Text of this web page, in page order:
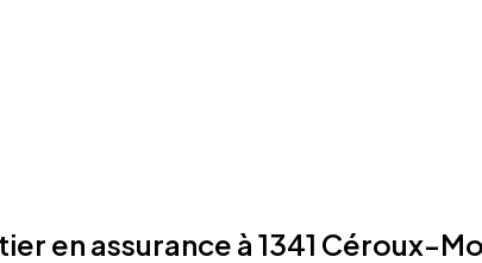
en assurance à 1341 Céroux-